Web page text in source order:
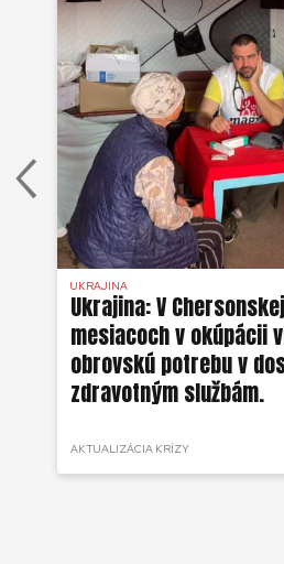
UKRAJINA
Ukrajina: V
mesiacoch v okúpácii
obrovskú potrebu v
zdravotným službám.
AKTUALIZÁCIA KRÍZY